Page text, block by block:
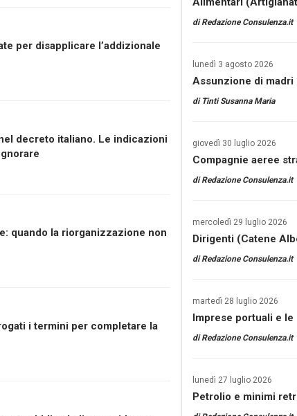
per disapplicare l’addizionale
decreto italiano. Le indicazioni
quando la riorganizzazione non
i termini per completare la
diRedazione Consulenza.it
lunedì 3 agosto 2026
Assunzione di
di Tinti Susanna Maria
giovedì 30 luglio 2026
Compagnie aeree
diRedazione Consulenza.it
mercoledì 29 luglio 2026
Dirigenti (Catene
diRedazione Consulenza.it
martedì 28 luglio 2026
Imprese portuali e le
diRedazione Consulenza.it
lunedì 27 luglio 2026
Petrolio e minimi